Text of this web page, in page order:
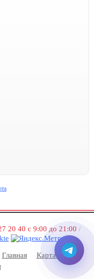
20 40 с 9:00 до 21:00 /
Главная
Карта сайта